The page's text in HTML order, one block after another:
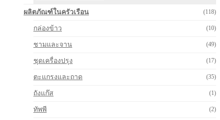
ผลิตภัณฑ์ในครัวเรือน (118)
กล่องข้าว (10)
ชามและจาน (49)
ชุดเครื่องปรุง (17)
ตะแกรงและถาด (35)
ถังแก๊ส (1)
ทัพพี (2)